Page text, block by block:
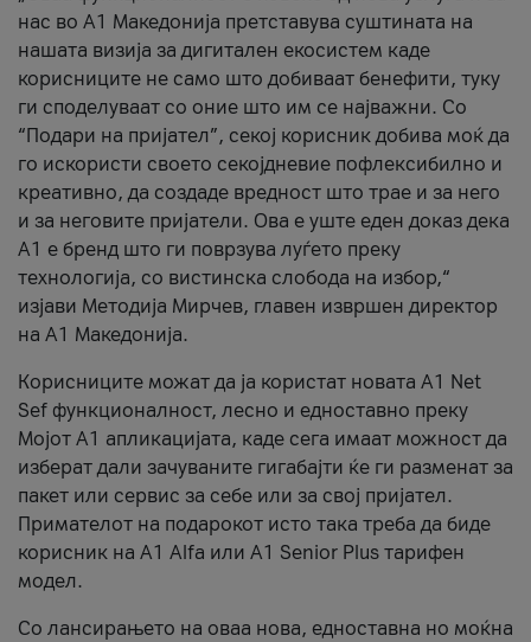
нас во А1 Македонија претставува суштината на
нашата визија за дигитален екосистем каде
корисниците не само што добиваат бенефити, туку
ги споделуваат со оние што им се најважни. Со
“Подари на пријател”, секој корисник добива моќ да
го искористи своето секојдневие пофлексибилно и
креативно, да создаде вредност што трае и за него
и за неговите пријатели. Ова е уште еден доказ дека
А1 е бренд што ги поврзува луѓето преку
технологија, со вистинска слобода на избор,“
изјави Методија Мирчев, главен извршен директор
на А1 Македонија.
Корисниците можат да ја користат новата А1 Net
Sef функционалност, лесно и едноставно преку
Мојот А1 апликацијата, каде сега имаат можност да
изберат дали зачуваните гигабајти ќе ги разменат за
пакет или сервис за себе или за свој пријател.
Примателот на подарокот исто така треба да биде
корисник на А1 Alfa или A1 Senior Plus тарифен
модел.
Со лансирањето на оваа нова, едноставна но моќна